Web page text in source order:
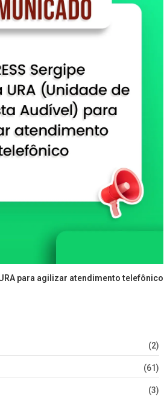
para agilizar atendimento telefônico
(2)
(61)
(3)